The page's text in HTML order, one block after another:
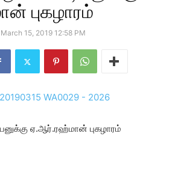
புகழாரம்
March 15, 2019 12:58 PM
ஏ.ஆர்.ரஹ்மான் புகழாரம்